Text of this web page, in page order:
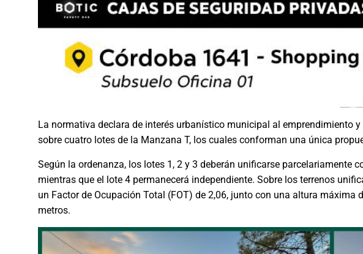
La normativa declara de interés urbanístico municipal al emprendimiento
sobre cuatro lotes de la Manzana T, los cuales conforman una única
Según la ordenanza, los lotes 1, 2 y 3 deberán unificarse
mientras que el lote 4 permanecerá independiente. Sobre los terrenos
un Factor de Ocupación Total (FOT) de 2,06, junto con una altura
metros.